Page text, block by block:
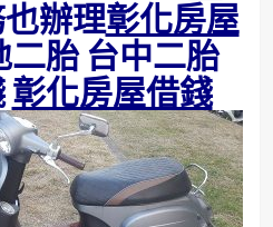
辦理彰化房屋
胎 台中二胎
彰化房屋借錢